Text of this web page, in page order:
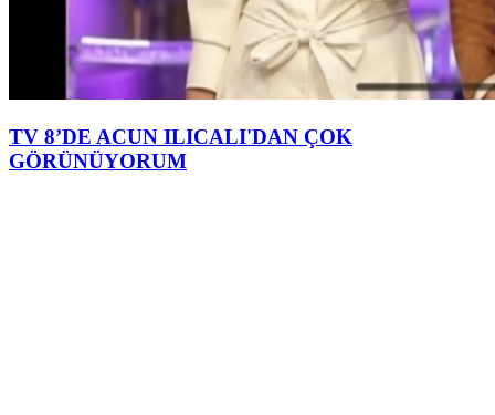
TV 8’DE ACUN ILICALI'DAN ÇOK
GÖRÜNÜYORUM